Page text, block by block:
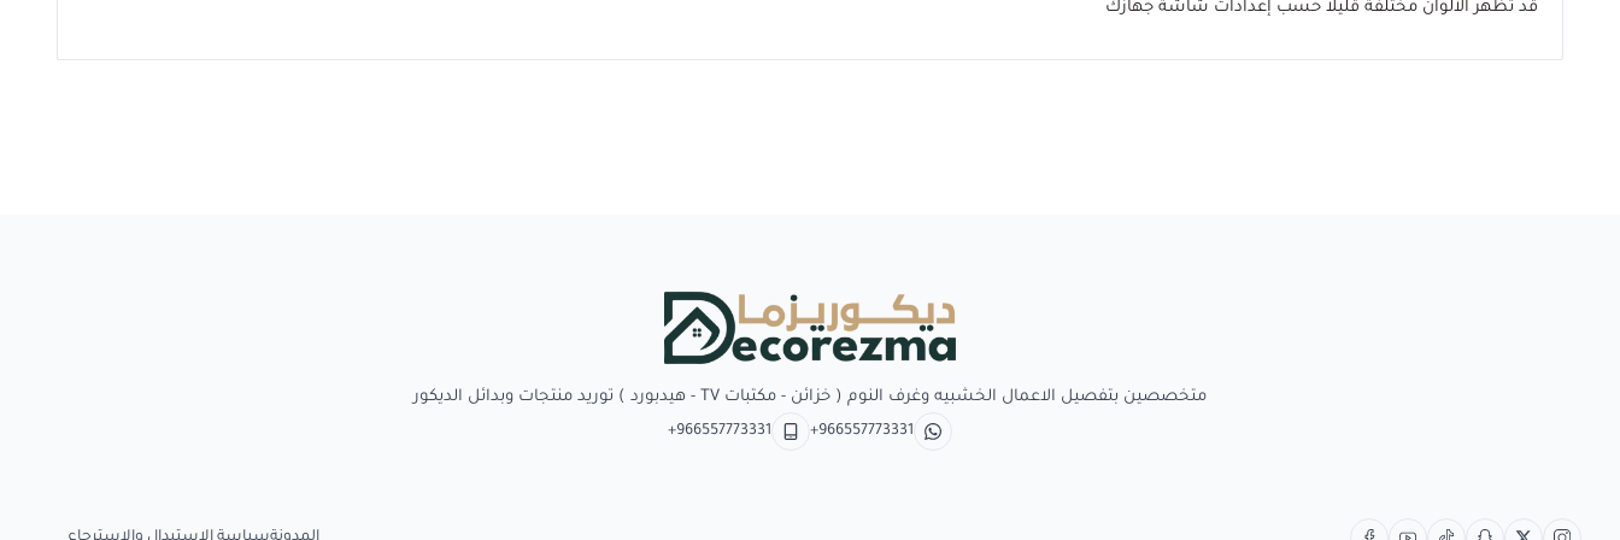
قد تظهر الألوان مختلفة قليلاً حسب إعدادات شاشة جهازك
متخصصين بتفصيل الاعمال الخشبيه وغرف النوم ( خزائن - مكتبات TV - هيدبورد ) توريد منتجات وبدائل الديكور
+966557773331
+966557773331